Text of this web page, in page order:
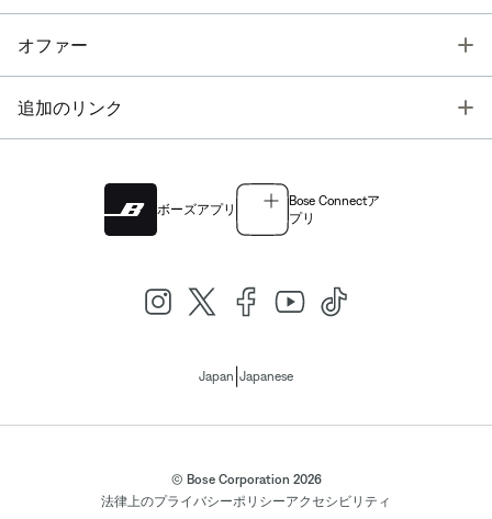
オファー
追加のリンク
ボーズアプリ
Bose Connectア
プリ
Japan Japanese
© Bose Corporation 2026
法律上のプライバシーポリシーアクセシビリティ